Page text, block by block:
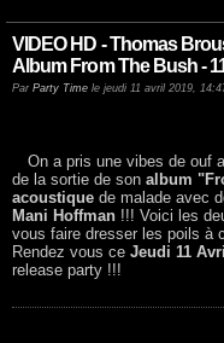
VIDEO HD - Thomas
Album From The Bush -
Par Party Time le jeudi 11 avril 2019,
On a pris une vibes de ouf
de la sortie de son album
acoustique de malade avec
Mani Hoffman !!! Voici les
vous faire dresser les poils à
Rendez vous ce Jeudi 11
release party !!!